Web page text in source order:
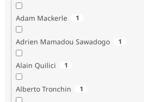
Adam Mackerle 1
Adrien Mamadou Sawadogo 1
Alain Quilici 1
Alberto Tronchin 1